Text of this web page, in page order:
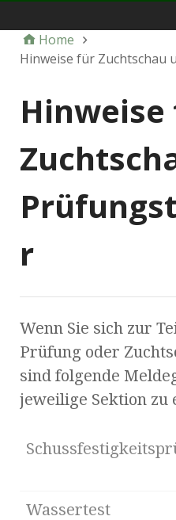
Home
Hinweise für Zuchtschau
r
Wenn Sie sich zur
Prüfung oder
sind folgende
jeweilige Sektion zu
Wassertest